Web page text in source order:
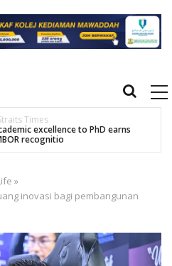
Times
excellence to PhD earns
recognitio
»
inovasi bagi pembangunan